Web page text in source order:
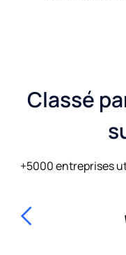
Classé
+5000 entreprises